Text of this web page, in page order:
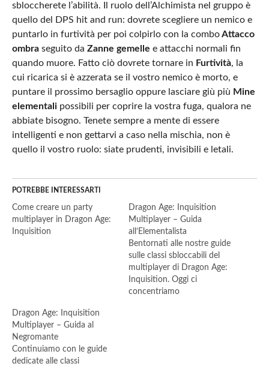
sbloccherete l’abilità. Il ruolo dell’Alchimista nel gruppo è
quello del DPS hit and run: dovrete scegliere un nemico e
puntarlo in furtività per poi colpirlo con la comboAttacco
ombraseguito da Zanne gemelle e attacchi normali fin
quando muore. Fatto ciò dovrete tornare in Furtività, la
cui ricarica si è azzerata se il vostro nemico è morto, e
puntare il prossimo bersaglio oppure lasciare giù più Mine
elementalipossibili per coprire la vostra fuga, qualora ne
abbiate bisogno. Tenete sempre a mente di essere
intelligenti e non gettarvi a caso nella mischia, non è
quello il vostro ruolo: siate prudenti, invisibili e letali.
POTREBBE INTERESSARTI
Come creare un party
multiplayer in Dragon Age:
Inquisition
Dragon Age: Inquisition
Multiplayer – Guida
all’Elementalista
Bentornati alle nostre guide
sulle classi sbloccabili del
multiplayer di Dragon Age:
Inquisition. Oggi ci
concentriamo
Dragon Age: Inquisition
Multiplayer – Guida al
Negromante
Continuiamo con le guide
dedicate alle classi